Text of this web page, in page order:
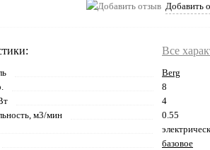
Добавить
Все
Berg
8
4
м3/мин
0.55
базовое